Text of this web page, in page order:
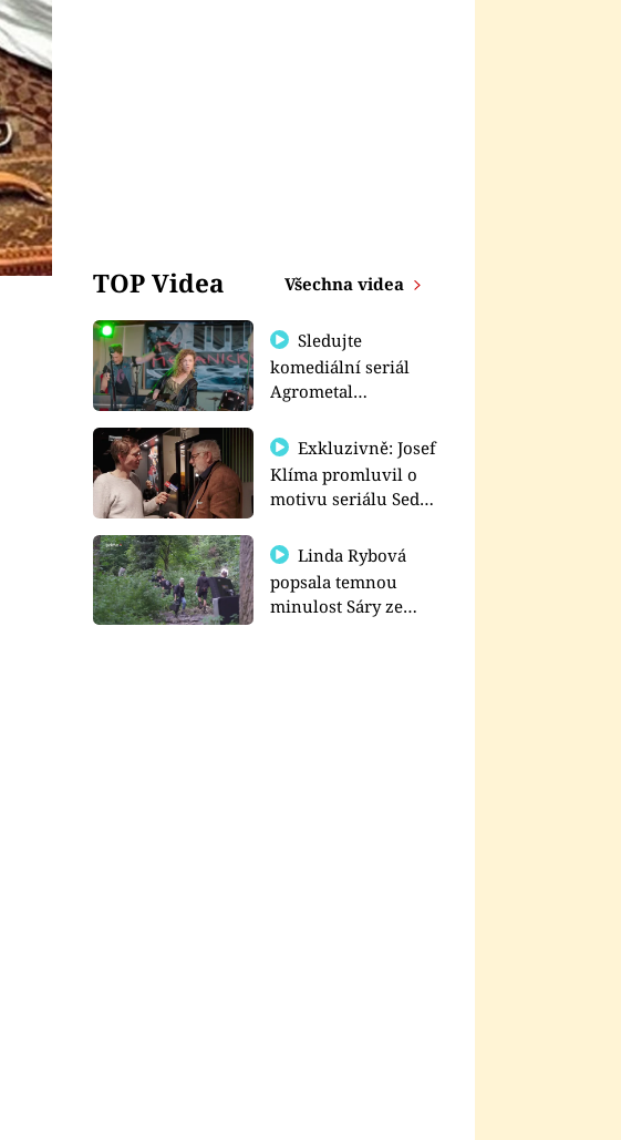
TOP Videa Všechna videa
Sledujte
komediální seriál
Agrometal
prima+
Exkluzivně: Josef
Klíma promluvil o
motivu seriálu Sedm
Linda Rybová
popsala temnou
minulost Sáry ze